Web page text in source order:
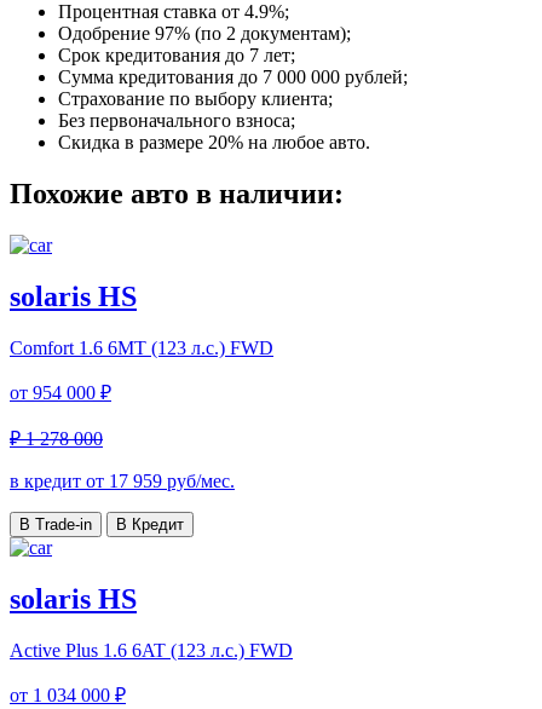
Процентная ставка от 4.9%;
Одобрение 97% (по 2 документам);
Срок кредитования до 7 лет;
Сумма кредитования до 7 000 000 рублей;
Страхование по выбору клиента;
Без первоначального взноса;
Скидка в размере 20% на любое авто.
Похожие авто в наличии:
solaris HS
Comfort 1.6 6MT (123 л.с.) FWD
от 954 000 ₽
₽ 1 278 000
в кредит от 17 959 руб/мес.
В Trade-in В Кредит
solaris HS
Active Plus 1.6 6AT (123 л.с.) FWD
от 1 034 000 ₽